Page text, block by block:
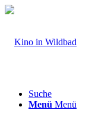
Suche
Menü Menü